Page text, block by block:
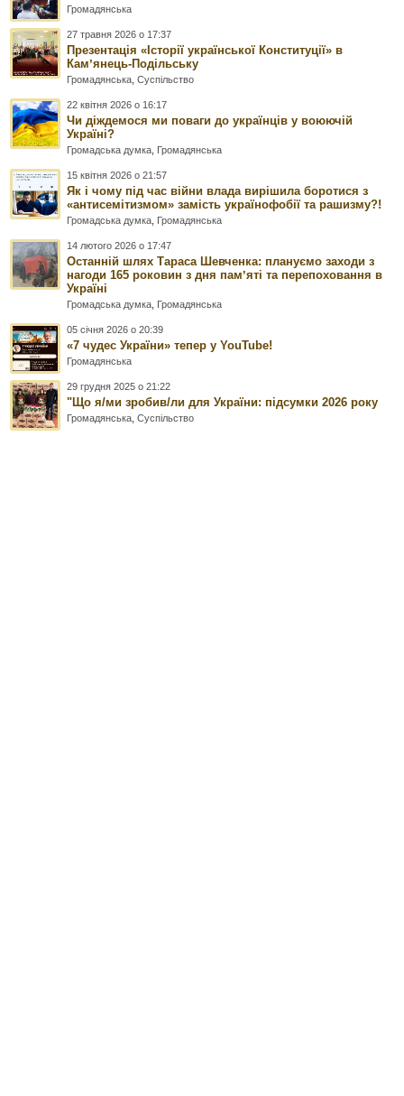
Громадянська
27 травня 2026 о 17:37
Презентація «Історії української Конституції» в
Камʼянець-Подільську
Громадянська,Суспільство
22 квітня 2026 о 16:17
Чи діждемося ми поваги до українців у воюючій
Україні?
Громадська думка, Громадянська
15 квітня 2026 о 21:57
Як і чому під час війни влада вирішила боротися з
«антисемітизмом» замість українофобії та рашизму?!
Громадська думка, Громадянська
14 лютого 2026 о 17:47
Останній шлях Тараса Шевченка: плануємо заходи з
нагоди 165 роковин з дня памʼяті та перепоховання в
Україні
Громадська думка, Громадянська
05 січня 2026 о 20:39
«7 чудес України» тепер у YouTube!
Громадянська
29 грудня 2025 о 21:22
"Що я/ми зробив/ли для України: підсумки 2026 року
Громадянська,Суспільство